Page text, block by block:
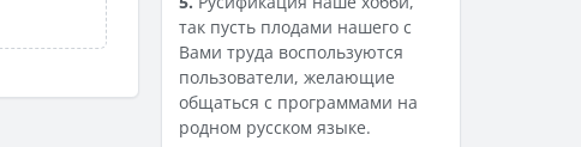
так пусть плодами нашего с
Вами труда воспользуются
пользователи, желающие
общаться с программами на
родном русском языке.